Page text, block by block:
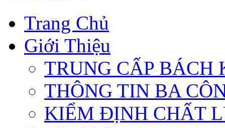
Trang Chủ
Giới Thiệu
TRUNG CẤP BÁCH
THÔNG TIN BA
KIỂM ĐỊNH CHẤT